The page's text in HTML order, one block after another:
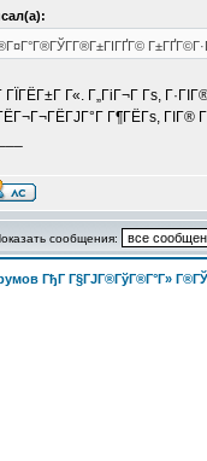
Г«. Г„ГіГ¬Г Гѕ,
ГЁГ¬Г¬ГЁГЈГ°Г Г¶ГЁГѕ,
сообщения:
ГђГ Г§ГЈГ®ГўГ®Г°Г»